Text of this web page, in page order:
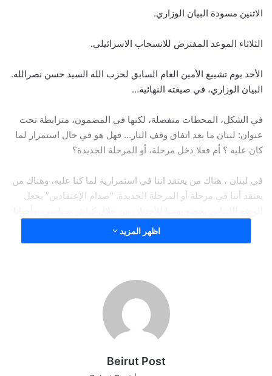
الاثنين مسودة البيان الوزاري.
الثلاثاء الموعد المفترض للانسحاب الاسرائيلي.
الأحد يوم تشييع الأمين العام السابق لحزب الله السيد حسن نصرالله.
البيان الوزاري، في صيغته النهائية…
في الشكل، المحطات منفصلة، لكنها في المضمون، مترابطة تحت
عنوان: لبنان ما بعد اتفاق وقف النار… فهل هو في حال استمرار لما
كان عليه ؟ أم فعلا دخل مرحلة، أو المرحلة الجديدة؟
في لبنان ، هناك من يعتقد اننا في استمرارية لما كنا عليه، وهناك من
يعتقد أننا في مرحلة أو المرحلة الجديدة. “صدام الإعتقادين” يجعل
ميداني، مثلما حدث ويحدث على طريق المطار. هذا الواقع ستظهر
أولى نتائجه في البيان الوزاري، فهل سيأتي مضمونه مختلفا عن
بعد شهر وثمانية أيام على بداية عهد رئاسي جديد، واثني عشر يوما
على تأليف الحكومة، الصورة السياسية تكاد تكون أكثر ضبابية من
عهد الفراغ الرئاسي والحكومة الخارجة على الدستور والميثاق.
الممدة للانسحاب الاسرائيلي بموجب اتفاق وقف اطلاق النار، وكل
اظهر المزيد
Beirut Post